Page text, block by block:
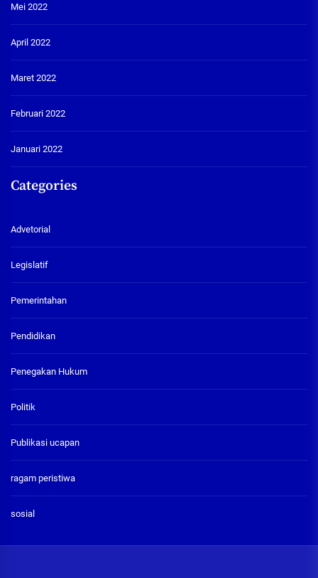
Mei 2022
April 2022
Maret 2022
Februari 2022
Januari 2022
Categories
Advetorial
Legislatif
Pemerintahan
Pendidikan
Penegakan Hukum
Politik
Publikasi ucapan
ragam peristiwa
sosial